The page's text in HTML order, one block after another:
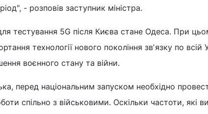
- розповів заступник міністра.
тестування 5G після Києва стане Одеса. При
технології нового покоління звʼязку по всій
воєнного стану та війни.
перед національним запуском необхідно
спільно з військовими. Оскільки частоти, які